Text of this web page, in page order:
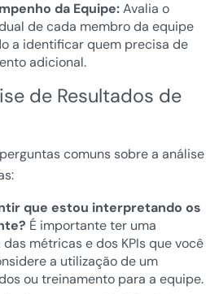
da Equipe:Avalia o
de cada membro da equipe
a identificar quem precisa de
adicional.
de Resultados de
comuns sobre a análise
que estou interpretando os
É importante ter uma
métricas e dos KPIs que você
a utilização de um
ou treinamento para a equipe.